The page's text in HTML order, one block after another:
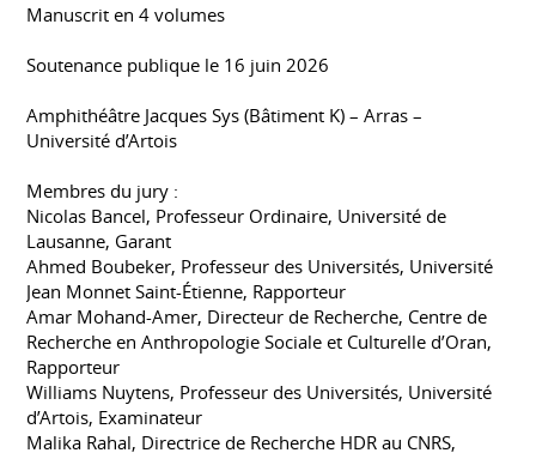
Manuscrit en 4 volumes
Soutenance publique le 16 juin 2026
Amphithéâtre Jacques Sys (Bâtiment K) – Arras –
Université d’Artois
Membres du jury :
Nicolas Bancel, Professeur Ordinaire, Université de
Lausanne, Garant
Ahmed Boubeker, Professeur des Universités, Université
Jean Monnet Saint-Étienne, Rapporteur
Amar Mohand-Amer, Directeur de Recherche, Centre de
Recherche en Anthropologie Sociale et Culturelle d’Oran,
Rapporteur
Williams Nuytens, Professeur des Universités, Université
d’Artois, Examinateur
Malika Rahal, Directrice de Recherche HDR au CNRS,